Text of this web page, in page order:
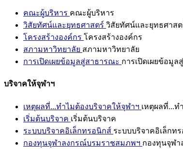
คณะผู้บริหาร คณะผู้บริหาร
วิสัยทัศน์และยุทธศาสตร์ วิสัยทัศน์และยุทธศาสต
โครงสร้างองค์กร โครงสร้างองค์กร
สภามหาวิทยาลัย สภามหาวิทยาลัย
การเปิดเผยข้อมูลสู่สาธารณะ การเปิดเผยข้อมูล
บริจาคให้จุฬาฯ
เหตุผลที่...ทำไมต้องบริจาคให้จุฬาฯ เหตุผลที่...ท
เริ่มต้นบริจาค เริ่มต้นบริจาค
ระบบบริจาคอิเล็กทรอนิกส์ ระบบบริจาคอิเล็กท
กองทุนจุฬาลงกรณ์บรมราชสมภพฯ กองทุนจุฬ